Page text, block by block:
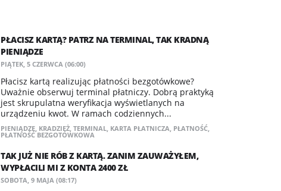
PŁACISZ KARTĄ? PATRZ NA TERMINAL, TAK KRADNĄ
PIENIĄDZE
PIĄTEK, 5 CZERWCA (06:00)
Płacisz kartą realizując płatności bezgotówkowe?
Uważnie obserwuj terminal płatniczy. Dobrą praktyką
jest skrupulatna weryfikacja wyświetlanych na
urządzeniu kwot. W ramach codziennych...
PIENIĄDZE, KRADZIEŻ, TERMINAL, KARTA PŁATNICZA, PŁATNOŚĆ,
PŁATNOŚĆ BEZGOTÓWKOWA
TAK JUŻ NIE RÓB Z KARTĄ. ZANIM ZAUWAŻYŁEM,
WYPŁACILI MI Z KONTA 2400 ZŁ
SOBOTA, 9 MAJA (08:17)